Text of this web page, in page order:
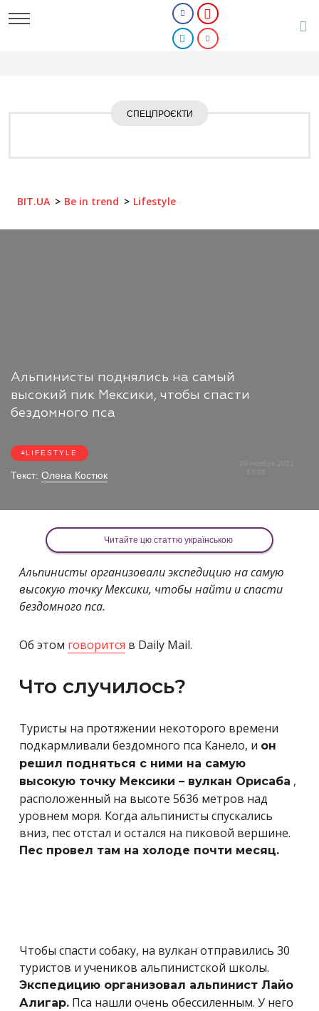
СПЕЦПРОЄКТИ
BIT.UA Be in trend Lifestyle
Альпинисты поднялись на самый
высокий пик Мексики, чтобы спасти
бездомного пса
LIFESTYLE
Текст: Олена Костюк
28 Ноября 2021
Читайте цю статтю українською
Альпинисты организовали экспедицию на самую
высокую точку Мексики, чтобы найти и спасти
бездомного пса.
Об этом говорится в Daily Mail.
Что случилось?
Туристы на протяжении некоторого времени
подкармливали бездомного пса Канело, и он
решил подняться с ними на самую
высокую точку Мексики – вулкан Орисаба ,
расположенный на высоте 5636 метров над
уровнем моря. Когда альпинисты спускались
вниз, пес отстал и остался на пиковой вершине.
Пес провел там на холоде почти месяц.
Чтобы спасти собаку, на вулкан отправились 30
туристов и учеников альпинистской школы.
Экспедицию организовал альпинист Лайо
Алигар. Пса нашли очень обессиленным. У него